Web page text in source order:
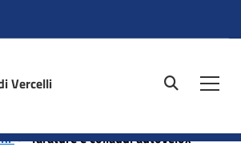
Vercelli site.searc
Tarature e collaudi autovelox